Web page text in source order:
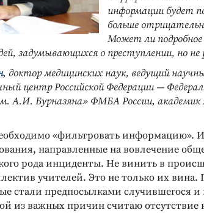
информации будет
больше
Может ли
задумывающихся о преступлении, но
, доктор медицинских наук, ведущий
центр Российской Федерации —
А.И. Бурназяна» ФМБА России, академик
«фильтровать информацию».
направленные на вовлечение
рода инциденты. Не винить в
учителей. Это не только их вина.
стали предпосылками случившегося и
из важных причин считаю отсутствие